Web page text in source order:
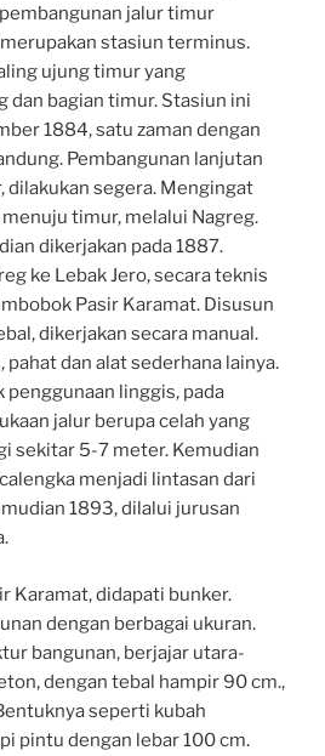
jalur timur
stasiun terminus.
ujung timur yang
dan bagian timur. Stasiun ini
1884, satu zaman dengan
Pembangunan lanjutan
dilakukan segera. Mengingat
timur, melalui Nagreg.
dikerjakan pada 1887.
ke Lebak Jero, secara teknis
Pasir Karamat. Disusun
dikerjakan secara manual.
dan alat sederhana lainya.
penggunaan linggis, pada
jalur berupa celah yang
sekitar 5-7 meter. Kemudian
menjadi lintasan dari
1893, dilalui jurusan
Karamat, didapati bunker.
dengan berbagai ukuran.
bangunan, berjajar utara-
dengan tebal hampir 90 cm.,
seperti kubah
pintu dengan lebar 100 cm.